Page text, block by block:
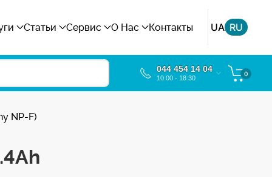
Статьи Сервис О Нас Контакты UA RU
044 454 14 04
10:00 - 18:30
0
NP-F)